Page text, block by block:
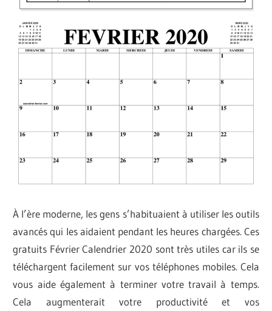
À l’ère moderne, les gens s’habituaient à utiliser les outils
avancés qui les aidaient pendant les heures chargées. Ces
gratuits Février Calendrier 2020 sont très utiles car ils se
téléchargent facilement sur vos téléphones mobiles. Cela
vous aide également à terminer votre travail à temps.
Cela augmenterait votre productivité et vos